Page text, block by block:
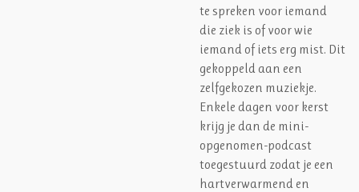
te spreken voor iemand
die ziek is of voor wie
iemand of iets erg mist. Dit
gekoppeld aan een
zelfgekozen muziekje.
Enkele dagen voor kerst
krijg je dan de mini-
opgenomen-podcast
toegestuurd zodat je een
hartverwarmend en